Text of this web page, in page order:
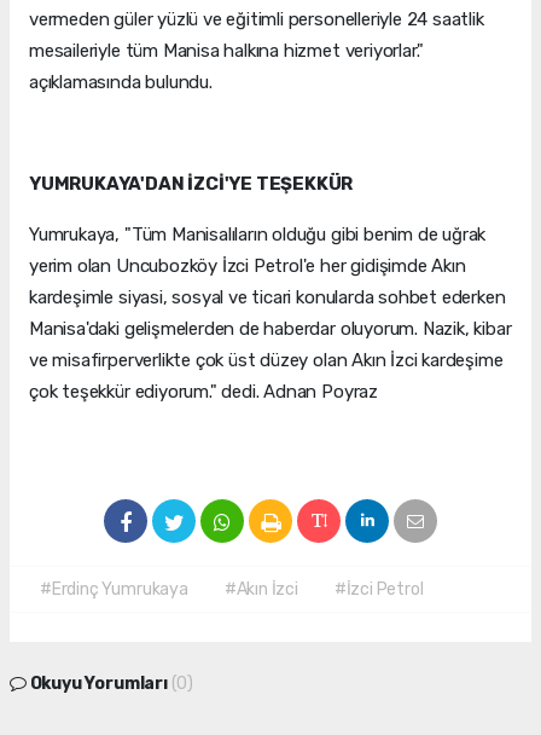
vermeden güler yüzlü ve eğitimli personelleriyle 24 saatlik
mesaileriyle tüm Manisa halkına hizmet veriyorlar."
açıklamasında bulundu.
YUMRUKAYA'DAN İZCİ'YE TEŞEKKÜR
Yumrukaya, "Tüm Manisalıların olduğu gibi benim de uğrak
yerim olan Uncubozköy İzci Petrol'e her gidişimde Akın
kardeşimle siyasi, sosyal ve ticari konularda sohbet ederken
Manisa'daki gelişmelerden de haberdar oluyorum. Nazik, kibar
ve misafirperverlikte çok üst düzey olan Akın İzci kardeşime
çok teşekkür ediyorum." dedi. Adnan Poyraz
#Erdinç Yumrukaya #Akın İzci #İzci Petrol
Okuyu Yorumları (0)